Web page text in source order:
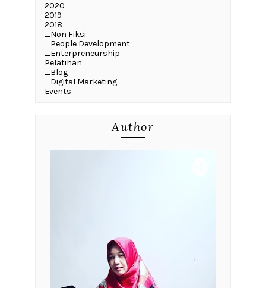
2020
2019
2018
_Non Fiksi
_People Development
_Enterpreneurship
Pelatihan
_Blog
_Digital Marketing
Events
Author